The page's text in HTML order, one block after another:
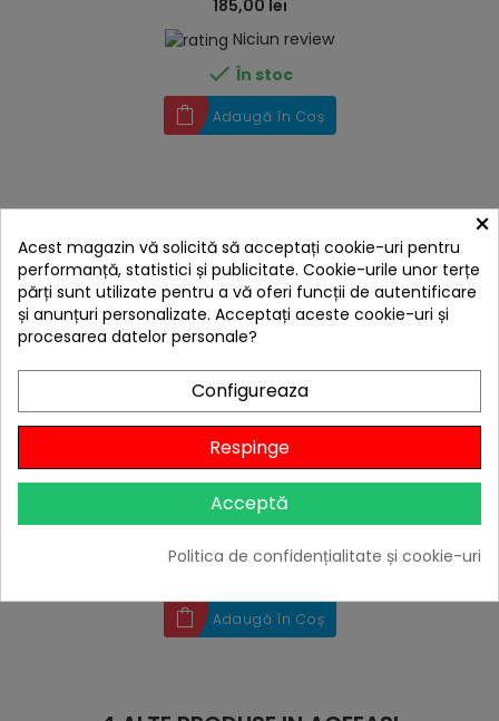
185,00 lei
Niciun review
 În stoc
Adaugă în Coș
Set 2 tacamuri pentru gratar 24cm Cattara
39,66 lei
Adaugă în Coș
×
Acest magazin vă solicită să acceptați cookie-uri pentru
performanță, statistici și publicitate. Cookie-urile unor terțe
părți sunt utilizate pentru a vă oferi funcții de autentificare
și anunțuri personalizate. Acceptați aceste cookie-uri și
procesarea datelor personale?
Configureaza
Respinge
Acceptă
Politica de confidențialitate și cookie-uri